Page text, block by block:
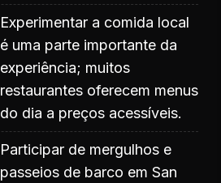
Experimentar a comida local
é uma parte importante da
experiência; muitos
restaurantes oferecem menus
do dia a preços acessíveis.
Participar de mergulhos e
passeios de barco em San